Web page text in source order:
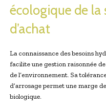
écologique de
d’achat
La connaissance des besoins
facilite une gestion raisonnée de
de l’environnement. Sa
d’arrosage permet une marge
biologique.